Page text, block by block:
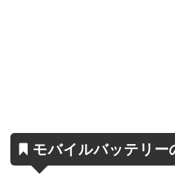
モバイルバッテリー